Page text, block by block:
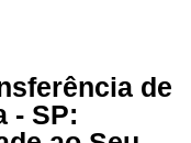
de
- SP: